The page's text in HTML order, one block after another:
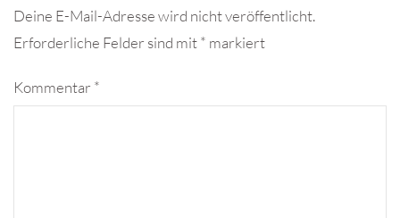
Deine E-Mail-Adresse wird nicht veröffentlicht.
Erforderliche Felder sind mit* markiert
Kommentar *